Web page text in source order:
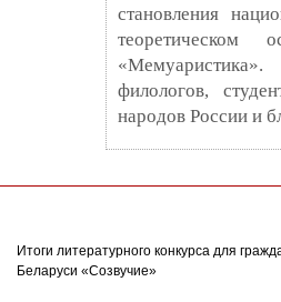
становления
филологов,
народов России и
Итоги литературного конкурса для
Беларуси «Созвучие»